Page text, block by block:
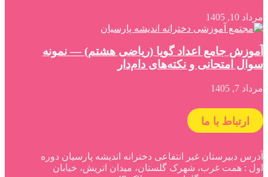
مرداد 10, 1405
آموزش جامع اعداد گویا (ریاضی هشتم) — نمونه
سوال امتحانی و نکته‌های دام‌دار
مرداد 7, 1405
ارتباط با ما
آدرس دبیرستان غیر انتفاعی دخترانه اندیشه پارسیان دوره
اول : همت غرب، شهرک گلستان، میدان اتریش، خیابان